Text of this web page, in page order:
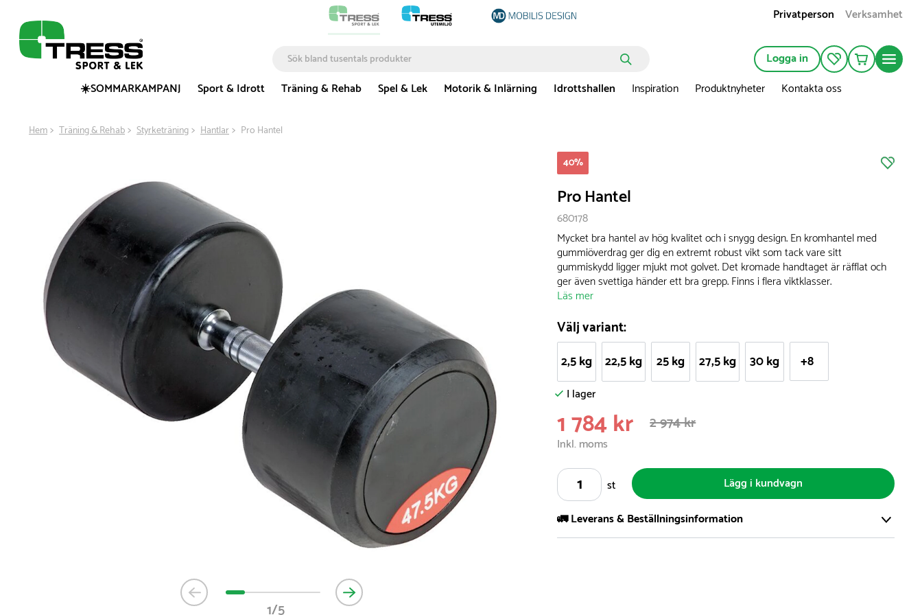
Privatperson Verksamhet
Logga in
☀️SOMMARKAMPANJ
Sport & Idrott Träning & Rehab Spel & Lek Motorik & Inlärning Idrottshallen Inspiration Produktnyheter Kontakta oss
Hem Träning & Rehab Styrketräning Hantlar Pro Hantel
1/5
40%
Pro Hantel
680178
Mycket bra hantel av hög kvalitet och i snygg design. En kromhantel med
gummiöverdrag ger dig en extremt robust vikt som tack vare sitt
gummiskydd ligger mjukt mot golvet. Det kromade handtaget är räfflat och
ger även svettiga händer ett bra grepp. Finns i flera viktklasser.
Läs mer
Välj variant:
2,5 kg 22,5 kg 25 kg 27,5 kg 30 kg +8
I lager
1 784 kr 2 974 kr
Inkl. moms
st
Lägg i kundvagn
🚛 Leverans & Beställningsinformation